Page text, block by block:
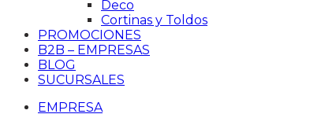
Deco
Cortinas y Toldos
PROMOCIONES
B2B – EMPRESAS
BLOG
SUCURSALES
EMPRESA